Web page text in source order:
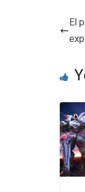
El